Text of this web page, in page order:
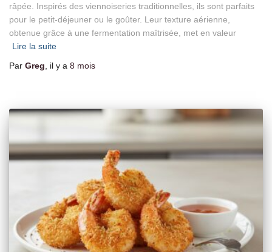
râpée. Inspirés des viennoiseries traditionnelles, ils sont parfaits
pour le petit-déjeuner ou le goûter. Leur texture aérienne,
obtenue grâce à une fermentation maîtrisée, met en valeur
Lire la suite
Par Greg , il y a 8 mois